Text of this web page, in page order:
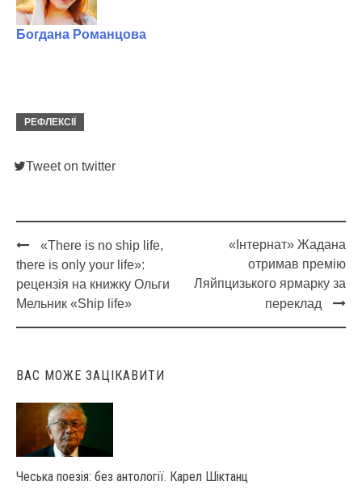
Богдана Романцова
РЕФЛЕКСІЇ
Tweet on twitter
Post
navigation
«There is no ship life,
there is only your life»:
рецензія на книжку Ольги
Мельник «Ship life»
«Інтернат» Жадана
отримав премію
Ляйпцизького ярмарку за
переклад
ВАС МОЖЕ ЗАЦІКАВИТИ
Чеська поезія: без антології. Карел Шіктанц